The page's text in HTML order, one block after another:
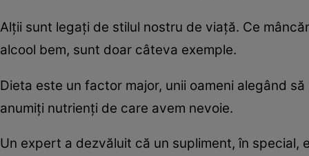
Alții sunt legați de stilul nostru de viață. Ce
alcool bem, sunt doar câteva exemple.
Dieta este un factor major, unii oameni alegând
anumiți nutrienți de care avem nevoie.
Un expert a dezvăluit că un supliment, în